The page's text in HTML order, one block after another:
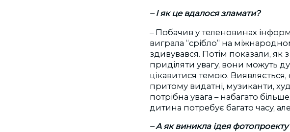
– І як це вдалося зламати?
– Побачив у теленовинах
виграла “срібло” на
здивувався. Потім показали, як
приділяти увагу, вони можуть
цікавитися темою.
притому видатні, музиканти,
потрібна увага – набагато
дитина потребує багато часу,
– А як виникла ідея